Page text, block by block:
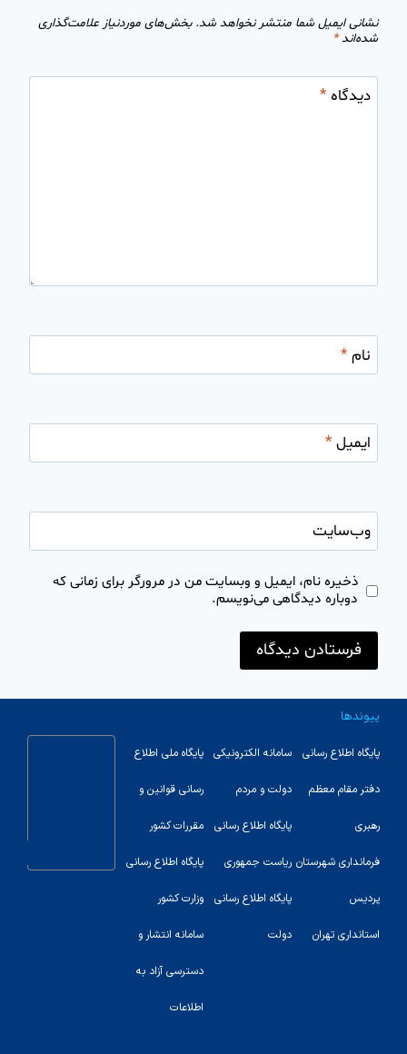
نشانی ایمیل شما منتشر نخواهد شد. بخش‌های موردنیاز علامت‌گذاری
شده‌اند*
دیدگاه*
نام*
ایمیل*
وب‌سایت
ذخیره نام، ایمیل و وبسایت من در مرورگر برای زمانی که
دوباره دیدگاهی می‌نویسم.
پیوندها
پایگاه اطلاع رسانی
دفتر مقام معظم
رهبری
فرمانداری شهرستان
پردیس
استانداری تهران
سامانه الکترونیکی
دولت و مردم
پایگاه اطلاع رسانی
ریاست جمهوری
پایگاه اطلاع رسانی
دولت
پایگاه ملی اطلاع
رسانی قوانین و
مقررات کشور
پایگاه اطلاع رسانی
وزارت کشور
سامانه انتشار و
دسترسی آزاد به
اطلاعات